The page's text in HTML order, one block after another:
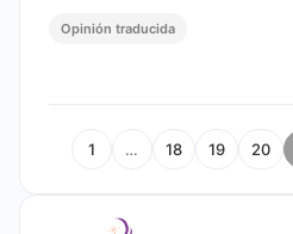
Opinión traducida
1 … 18 19 20